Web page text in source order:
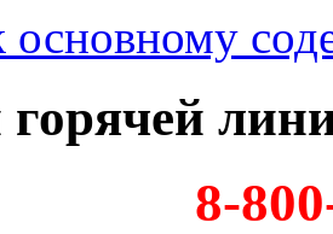
основному
8-